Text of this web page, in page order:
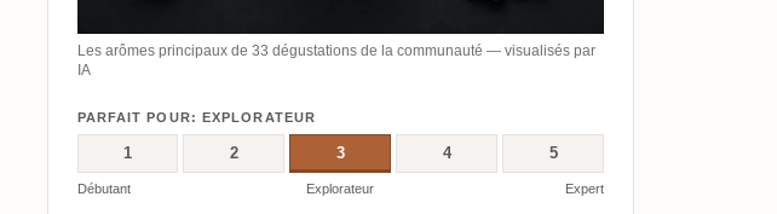
Les arômes principaux de 33 dégustations de la communauté — visualisés par
IA
PARFAIT POUR: EXPLORATEUR
1 2 3 4 5
Débutant Explorateur Expert